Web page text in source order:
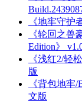
《地牢守护
《轮回之兽
Edition》
《浅红2/轻
版
《背包地牢/
文版